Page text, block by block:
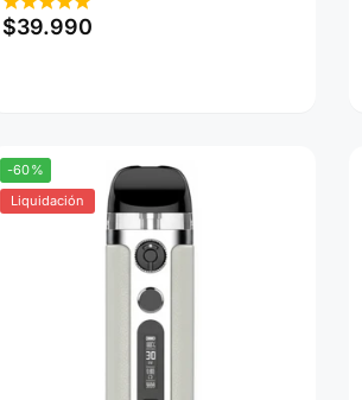
$39.990
-60%
Liquidación